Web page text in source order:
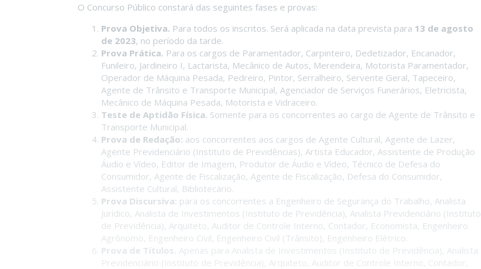
O Concurso Público constará das seguintes fases e provas:
Prova Objetiva. Para todos os inscritos. Será aplicada na data prevista para 13 de agosto
de 2023, no período da tarde.
Prova Prática. Para os cargos de Paramentador, Carpinteiro, Dedetizador, Encanador,
Funileiro, Jardineiro I, Lactarista, Mecânico de Autos, Merendeira, Motorista Paramentador,
Operador de Máquina Pesada, Pedreiro, Pintor, Serralheiro, Servente Geral, Tapeceiro,
Agente de Trânsito e Transporte Municipal, Agenciador de Serviços Funerários, Eletricista,
Mecânico de Máquina Pesada, Motorista e Vidraceiro.
Teste de Aptidão Física. Somente para os concorrentes ao cargo de Agente de Trânsito e
Transporte Municipal.
Prova de Redação: aos concorrentes aos cargos de Agente Cultural, Agente de Lazer,
Agente Previdenciário (Instituto de Previdências), Artista Educador, Assistente de Produção
Áudio e Vídeo, Editor de Imagem, Produtor de Áudio e Vídeo, Técnico de Defesa do
Consumidor, Agente de Fiscalização, Agente de Fiscalização, Defesa do Consumidor,
Assistente Cultural, Bibliotecário.
Prova Discursiva: para os concorrentes a Engenheiro de Segurança do Trabalho, Analista
Jurídico, Analista de Investimentos (Instituto de Previdência), Analista Previdenciário (Instituto
de Previdência), Arquiteto, Auditor de Controle Interno, Contador, Economista, Engenheiro
Agrônomo, Engenheiro Civil, Engenheiro Civil (Trânsito), Engenheiro Elétrico.
Prova de Títulos. Apenas para Analista de Investimentos (Instituto de Previdência), Analista
Previdenciário (Instituto de Previdência), Arquiteto, Auditor de Controle Interno, Contador,